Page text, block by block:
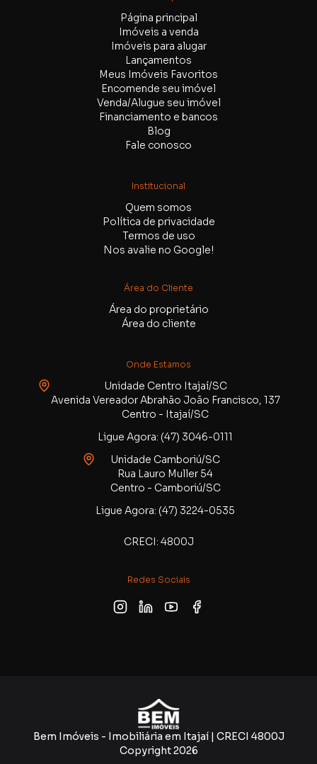
Página principal
Imóveis a venda
Imóveis para alugar
Lançamentos
Meus Imóveis Favoritos
Encomende seu imóvel
Venda/Alugue seu imóvel
Financiamento e bancos
Blog
Fale conosco
Institucional
Quem somos
Política de privacidade
Termos de uso
Nos avalie no Google!
Área do Cliente
Área do proprietário
Área do cliente
Onde Estamos
Unidade Centro Itajaí/SC
Avenida Vereador Abrahão João Francisco, 137
Centro - Itajaí/SC
Ligue Agora: (47) 3046-0111
Unidade Camboriú/SC
Rua Lauro Muller 54
Centro - Camboriú/SC
Ligue Agora: (47) 3224-0535
CRECI: 4800J
Redes Sociais
Bem Imóveis - Imobiliária em Itajaí | CRECI 4800J
Copyright2026